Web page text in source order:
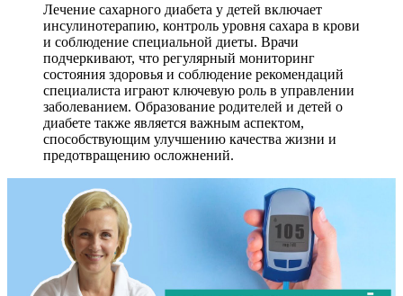
Лечение сахарного диабета у детей включает
инсулинотерапию, контроль уровня сахара в крови
и соблюдение специальной диеты. Врачи
подчеркивают, что регулярный мониторинг
состояния здоровья и соблюдение рекомендаций
специалиста играют ключевую роль в управлении
заболеванием. Образование родителей и детей о
диабете также является важным аспектом,
способствующим улучшению качества жизни и
предотвращению осложнений.